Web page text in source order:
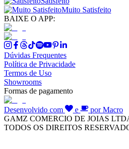
Muito Satisfeito
BAIXE O APP:
Dúvidas Frequentes
Política de Privacidade
Termos de Uso
Showrooms
Formas de pagamento
Desenvolvido com e
por Macro
GAMZ COMERCIO DE JOIAS
TODOS OS DIREITOS